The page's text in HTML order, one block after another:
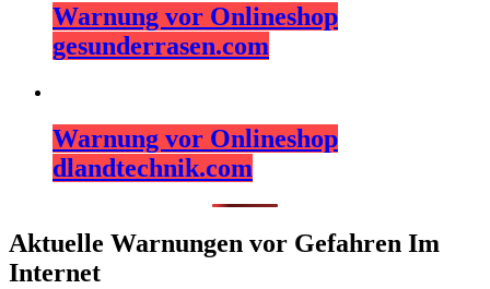
Warnung vor Onlineshop
gesunderrasen.com
Warnung vor Onlineshop
dlandtechnik.com
Aktuelle Warnungen vor Gefahren Im
Internet